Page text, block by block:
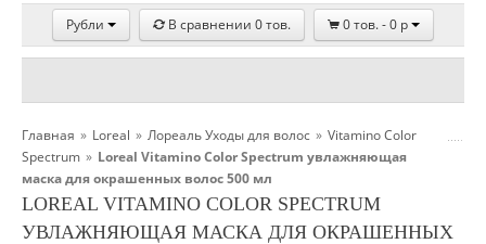
Рубли В сравнении 0тов. 0тов. -0 p
Главная » Loreal » Лореаль Уходы для волос » Vitamino Color
Spectrum » Loreal Vitamino Color Spectrum увлажняющая
маска для окрашенных волос 500 мл
LOREAL VITAMINO COLOR SPECTRUM
УВЛАЖНЯЮЩАЯ МАСКА ДЛЯ ОКРАШЕННЫХ